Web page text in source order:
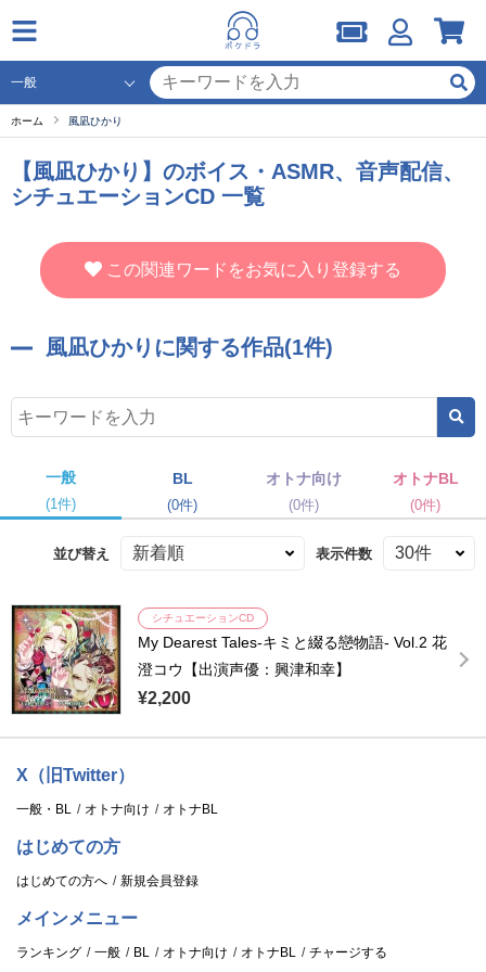
ホーム 風凪ひかり
【風凪ひかり】のボイス・ASMR、音声配信、
シチュエーションCD 一覧
この関連ワードをお気に入り登録する
風凪ひかりに関する作品(1件)
一般
(1件)
BL
(0件)
オトナ向け
(0件)
オトナBL
(0件)
並び替え 表示件数
シチュエーションCD
My Dearest Tales-キミと綴る戀物語- Vol.2 花
澄コウ【出演声優：興津和幸】
¥2,200
X（旧Twitter）
一般・BL オトナ向け オトナBL
はじめての方
はじめての方へ 新規会員登録
メインメニュー
ランキング 一般 BL オトナ向け オトナBL チャージする